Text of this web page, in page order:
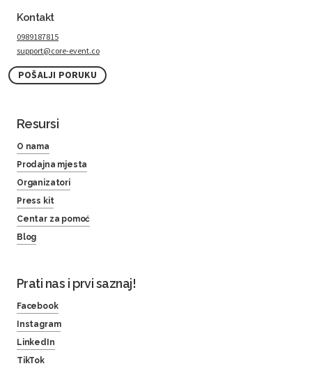
Kontakt
0989187815
support@core-event.co
POŠALJI PORUKU
Resursi
O nama
Prodajna mjesta
Organizatori
Press kit
Centar za pomoć
Blog
Prati nas i prvi saznaj!
Facebook
Instagram
LinkedIn
TikTok